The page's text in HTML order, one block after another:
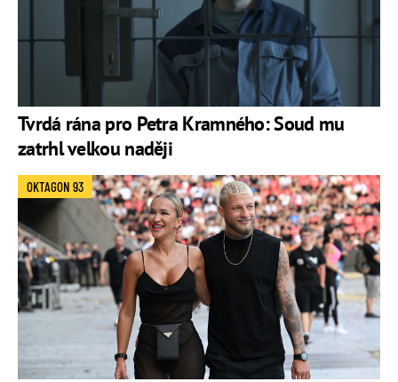
Tvrdá rána pro Petra Kramného: Soud mu
zatrhl velkou naději
OKTAGON 93